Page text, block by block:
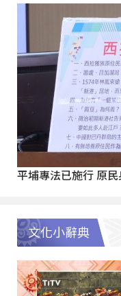
平埔專法已施行 原
文化小辭典